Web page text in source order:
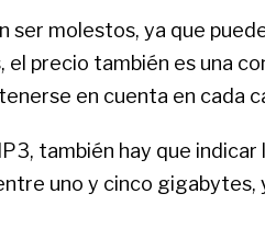
ser molestos, ya que
precio también es una
en cuenta en cada
también hay que indicar
uno y cinco